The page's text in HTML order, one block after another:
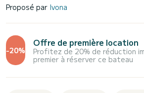
Proposé par Ivona
-20%
Offre de première location
Profitez de 20% de réduction
premier à réserver ce bateau